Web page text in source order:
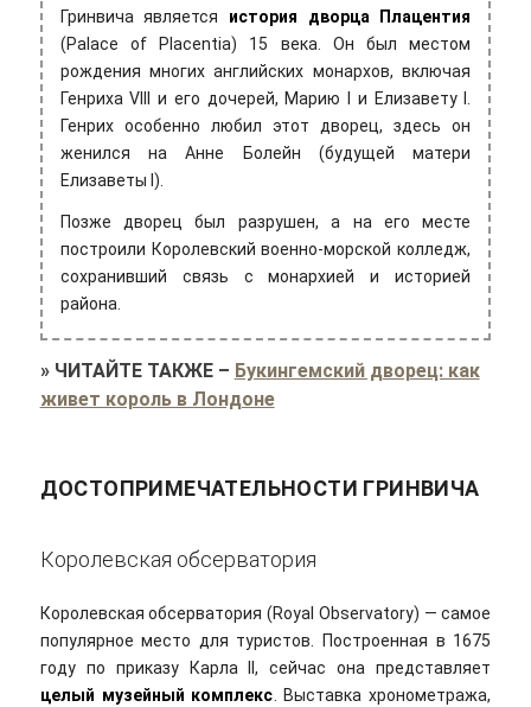
Гринвича является история дворца Плацентия
(Palace of Placentia) 15 века. Он был местом
рождения многих английских монархов, включая
Генриха VIII и его дочерей, Марию I и Елизавету I.
Генрих особенно любил этот дворец, здесь он
женился на Анне Болейн (будущей матери
Елизаветы I).
Позже дворец был разрушен, а на его месте
построили Королевский военно-морской колледж,
сохранивший связь с монархией и историей
района.
» ЧИТАЙТЕ ТАКЖЕ– Букингемский дворец: как
живет король в Лондоне
ДОСТОПРИМЕЧАТЕЛЬНОСТИ ГРИНВИЧА
Королевская обсерватория
Королевская обсерватория (Royal Observatory) — самое
популярное место для туристов. Построенная в 1675
году по приказу Карла II, сейчас она представляет
целый музейный комплекс . Выставка хронометража,